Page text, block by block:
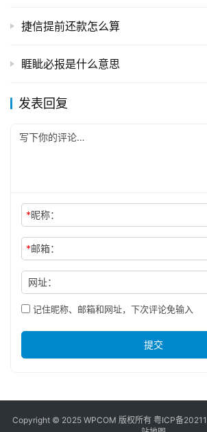
捷信提前还款怎么算
睚眦必报是什么意思
发表回复
*昵称：
*邮箱：
网址：
记住昵称、邮箱和网址，下次评论免输入
提交
Copyright © 2025 WPCOM 版权所有 粤ICP备